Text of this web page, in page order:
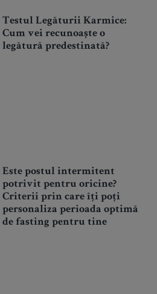
Testul Legăturii Karmice:
Cum vei recunoaște o
legătură predestinată?
Este postul intermitent
potrivit pentru oricine?
Criterii prin care îți poți
personaliza perioada optimă
de fasting pentru tine